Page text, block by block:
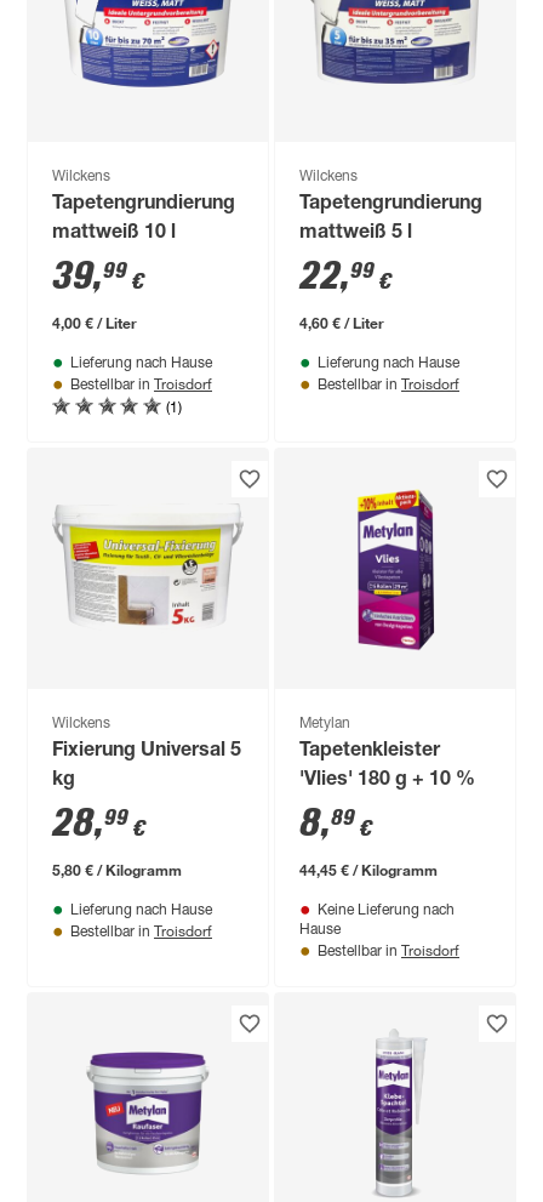
Wilckens
Tapetengrundierung
mattweiß 10 l
39,99 €
4,00 € / Liter
Lieferung nach Hause
Bestellbar in Troisdorf
(1)
Wilckens
Tapetengrundierung
mattweiß 5 l
22,99 €
4,60 € / Liter
Lieferung nach Hause
Bestellbar in Troisdorf
Wilckens
Fixierung Universal 5
kg
28,99 €
5,80 € / Kilogramm
Lieferung nach Hause
Bestellbar in Troisdorf
Metylan
Tapetenkleister
'Vlies' 180 g + 10 %
8,89 €
44,45 € / Kilogramm
Keine Lieferung nach
Hause
Bestellbar in Troisdorf